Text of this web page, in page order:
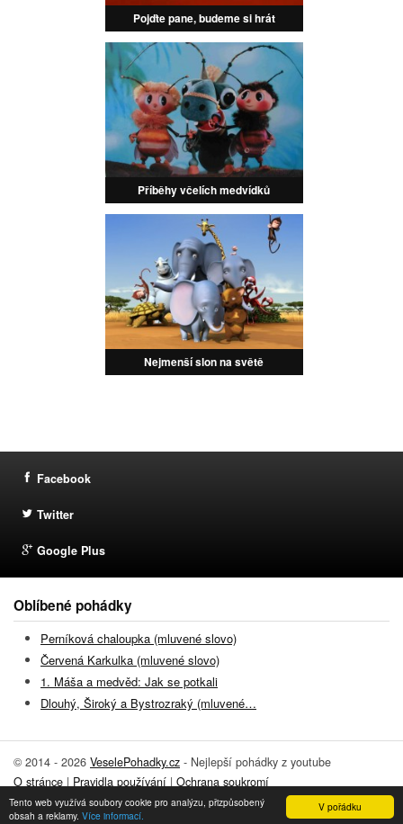
V pořádku
Tento web využívá soubory cookie pro analýzu, přizpůsobený
obsah a reklamy. Více informací.
Pojďte pane, budeme si hrát
Příběhy včelích medvídků
Nejmenší slon na světě
Facebook
Twitter
Google Plus
Oblíbené pohádky
Perníková chaloupka (mluvené slovo)
Červená Karkulka (mluvené slovo)
1. Máša a medvěd: Jak se potkali
Dlouhý, Široký a Bystrozraký (mluvené…
© 2014 - 2026 VeselePohadky.cz - Nejlepší pohádky z youtube
O stránce | Pravidla používání | Ochrana soukromí
Přidat pohádku|Kontakt